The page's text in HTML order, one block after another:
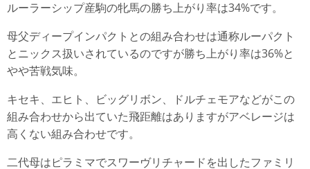
ルーラーシップ産駒の牝馬の勝ち上がり率は34%です。
母父ディープインパクトとの組み合わせは通称ルーパクト
とニックス扱いされているのですが勝ち上がり率は36%と
やや苦戦気味。
キセキ、エヒト、ビッグリボン、ドルチェモアなどがこの
組み合わせから出ていた飛距離はありますがアベレージは
高くない組み合わせです。
二代母はピラミマでスワーヴリチャードを出したファミリ